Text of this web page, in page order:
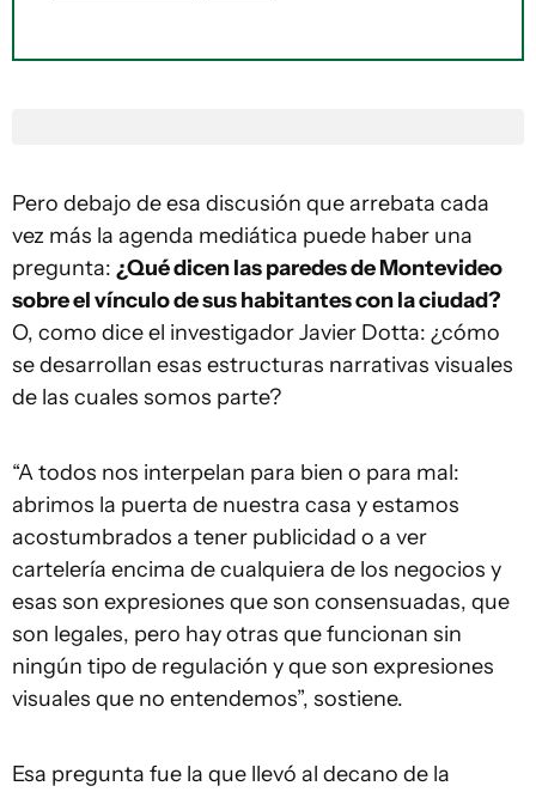
Pero debajo de esa discusión que arrebata cada
vez más la agenda mediática puede haber una
pregunta: ¿Qué dicen las paredes de Montevideo
sobre el vínculo de sus habitantes con la ciudad?
O, como dice el investigador Javier Dotta: ¿cómo
se desarrollan esas estructuras narrativas visuales
de las cuales somos parte?
“A todos nos interpelan para bien o para mal:
abrimos la puerta de nuestra casa y estamos
acostumbrados a tener publicidad o a ver
cartelería encima de cualquiera de los negocios y
esas son expresiones que son consensuadas, que
son legales, pero hay otras que funcionan sin
ningún tipo de regulación y que son expresiones
visuales que no entendemos”, sostiene.
Esa pregunta fue la que llevó al decano de la